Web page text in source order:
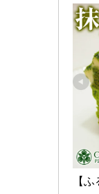
【